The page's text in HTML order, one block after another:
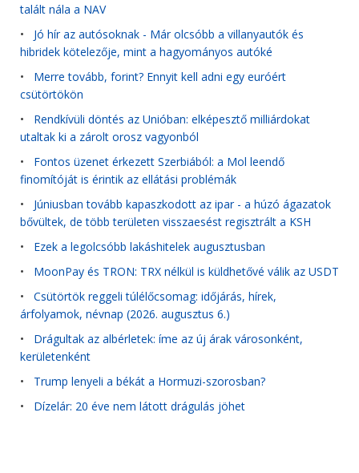
talált nála a NAV
• Jó hír az autósoknak - Már olcsóbb a villanyautók és
hibridek kötelezője, mint a hagyományos autóké
• Merre tovább, forint? Ennyit kell adni egy euróért
csütörtökön
• Rendkívüli döntés az Unióban: elképesztő milliárdokat
utaltak ki a zárolt orosz vagyonból
• Fontos üzenet érkezett Szerbiából: a Mol leendő
finomítóját is érintik az ellátási problémák
• Júniusban tovább kapaszkodott az ipar - a húzó ágazatok
bővültek, de több területen visszaesést regisztrált a KSH
• Ezek a legolcsóbb lakáshitelek augusztusban
• MoonPay és TRON: TRX nélkül is küldhetővé válik az USDT
• Csütörtök reggeli túlélőcsomag: időjárás, hírek,
árfolyamok, névnap (2026. augusztus 6.)
• Drágultak az albérletek: íme az új árak városonként,
kerületenként
• Trump lenyeli a békát a Hormuzi-szorosban?
• Dízelár: 20 éve nem látott drágulás jöhet